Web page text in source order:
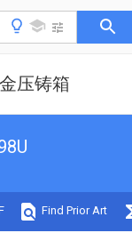
压铸箱
Find Prior Art